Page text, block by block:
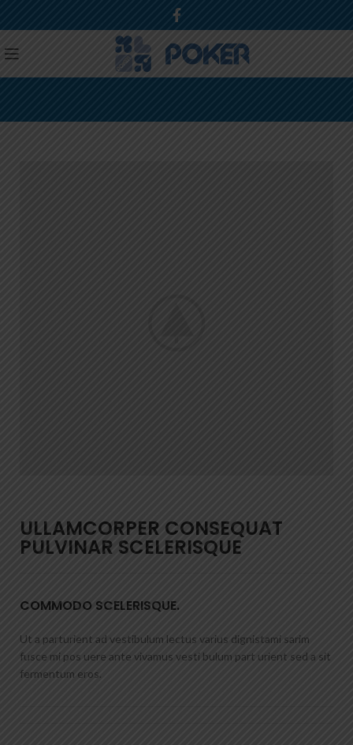
ULLAMCORPER CONSEQUAT
PULVINAR SCELERISQUE
COMMODO SCELERISQUE.
Ut a parturient ad vestibulum lectus varius dignistami sarim
fusce mi pos uere ante vivamus vesti bulum part urient sed a sit
fermentum eros.